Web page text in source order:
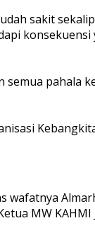
sakit
konsekuensi
pahala
wafatnya
MW KAHMI